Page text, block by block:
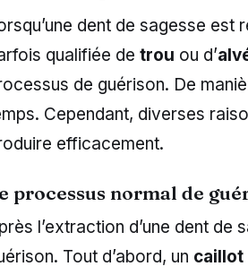
dent de sagesse est
qualifiée de trou ou d’
de guérison. De
Cependant, diverses
efficacement.
processus normal de
l’extraction d’une dent
Tout d’abord, un caillot